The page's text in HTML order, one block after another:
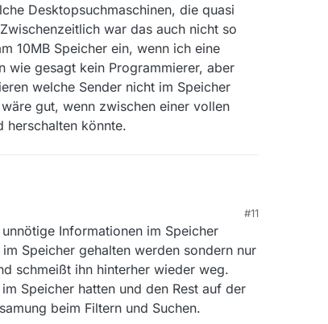
klein hältst?
rausgeholt:
memory.
shared with other programs.
memory we get a reduced shared memory
total memory footprint of 1001.8 MB.”
verbraucht.
Bildform. Und ich muss sagen das ich in MV
werden müssen.
Desktopsuchmaschinen, die quasi
war das auch nicht so
10MB Speicher ein, wenn ich eine
wie gesagt kein Programmierer, aber
welche Sender nicht im Speicher
gut, wenn zwischen einer vollen
herschalten könnte.
ganze Liste immer im Speicher vorgehalten
eigentlich immer mit bestimmten Suchworten.
quasi den ganzen Rechner verschlagworten
aber mittlerweile geht es. Im idle-
#11
Informationen im Speicher
Speicher gehalten werden sondern nur
schmeißt ihn hinterher wieder weg.
Speicher hatten und den Rest auf der
beim Filtern und Suchen.